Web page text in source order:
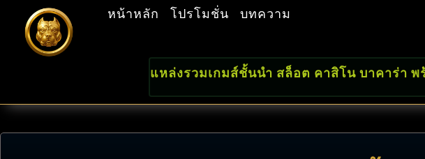
หน้าหลัก โปรโมชั่น บทความ
แหล่งรวมเกมส์ชั้นนำ สล็อต คาสิโน บาคาร่า